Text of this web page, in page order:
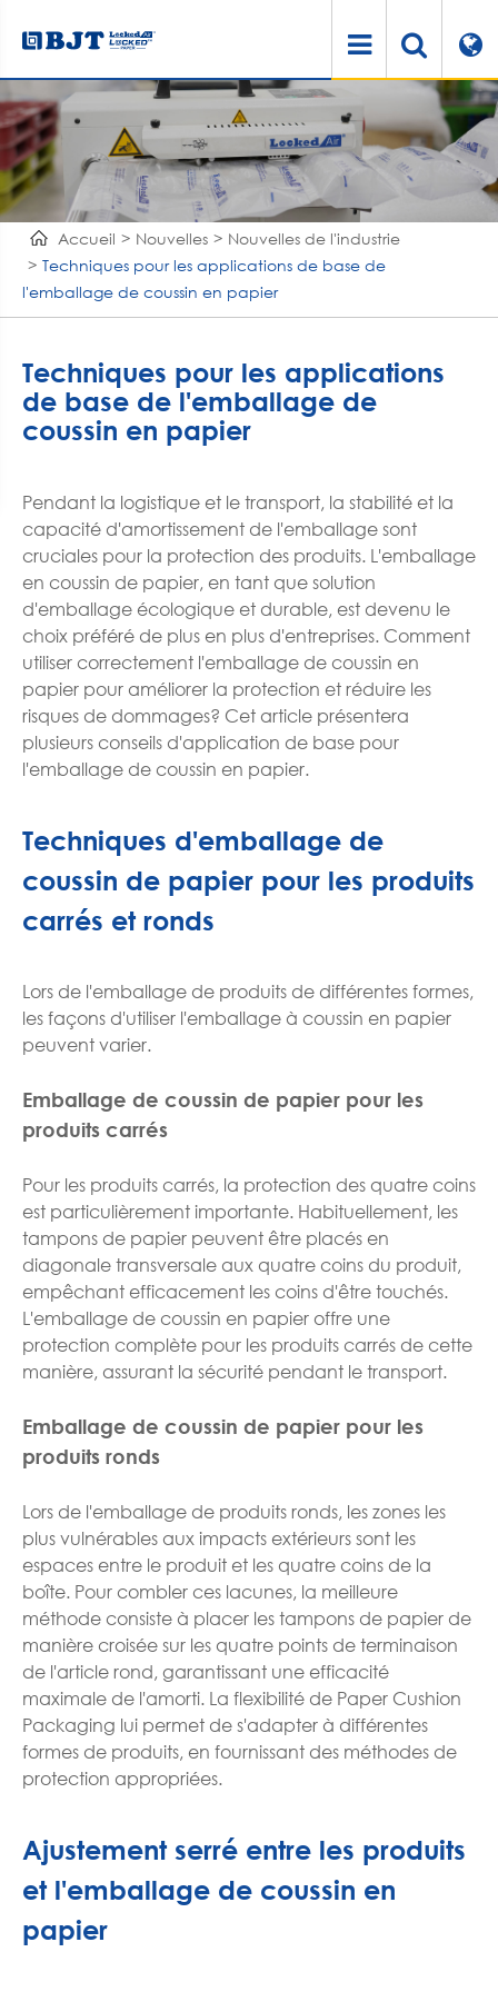
Accueil Nouvelles
Nouvelles de l'industrie
Techniques pour les applications de base de
l'emballage de coussin en papier
Techniques pour les applications
de base de l'emballage de
coussin en papier
Pendant la logistique et le transport, la stabilité et la
capacité d'amortissement de l'emballage sont
cruciales pour la protection des produits. L'emballage
en coussin de papier, en tant que solution
d'emballage écologique et durable, est devenu le
choix préféré de plus en plus d'entreprises. Comment
utiliser correctement l'emballage de coussin en
papier pour améliorer la protection et réduire les
risques de dommages? Cet article présentera
plusieurs conseils d'application de base pour
l'emballage de coussin en papier.
Techniques d'emballage de
coussin de papier pour les produits
carrés et ronds
Lors de l'emballage de produits de différentes formes,
les façons d'utiliser l'emballage à coussin en papier
peuvent varier.
Emballage de coussin de papier pour les
produits carrés
Pour les produits carrés, la protection des quatre coins
est particulièrement importante. Habituellement, les
tampons de papier peuvent être placés en
diagonale transversale aux quatre coins du produit,
empêchant efficacement les coins d'être touchés.
L'emballage de coussin en papier offre une
protection complète pour les produits carrés de cette
manière, assurant la sécurité pendant le transport.
Emballage de coussin de papier pour les
produits ronds
Lors de l'emballage de produits ronds, les zones les
plus vulnérables aux impacts extérieurs sont les
espaces entre le produit et les quatre coins de la
boîte. Pour combler ces lacunes, la meilleure
méthode consiste à placer les tampons de papier de
manière croisée sur les quatre points de terminaison
de l'article rond, garantissant une efficacité
maximale de l'amorti. La flexibilité de Paper Cushion
Packaging lui permet de s'adapter à différentes
formes de produits, en fournissant des méthodes de
protection appropriées.
Ajustement serré entre les produits
et l'emballage de coussin en
papier